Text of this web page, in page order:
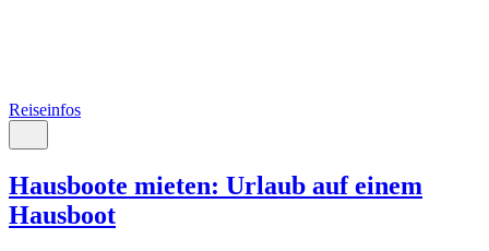
Reiseinfos
Hausboote mieten: Urlaub auf einem
Hausboot